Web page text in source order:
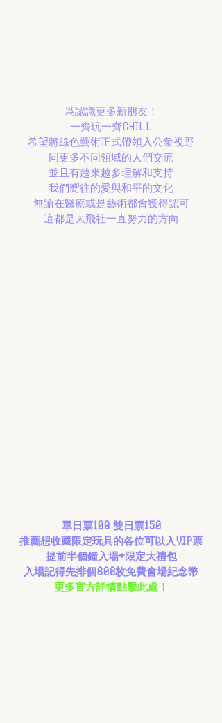
爲認識更多新朋友！
一齊玩一齊CHILL
希望將綠色藝術正式帶領入公衆視野
同更多不同領域的人們交流
並且有越來越多理解和支持
我們嚮往的愛與和平的文化
無論在醫療或是藝術都會獲得認可
這都是大飛社一直努力的方向
單日票100 雙日票150
推薦想收藏限定玩具的各位可以入VIP票
提前半個鐘入場+限定大禮包
入場記得先排個600枚免費會場紀念幣
更多官方詳情點擊此處！